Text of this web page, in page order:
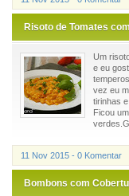
Risoto de Tomates
Um
e eu
vez eu
tirinhas
Ficou
11 Nov 2015 - 0 Komentar
Bombons com